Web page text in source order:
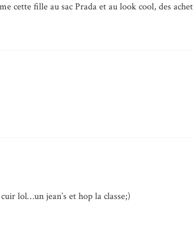
cette fille au sac Prada et au look cool, des
lol…un jean’s et hop la classe;)